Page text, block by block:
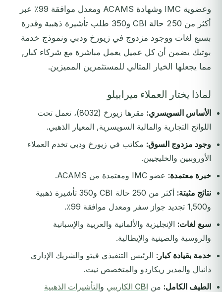
وعضوية IMC وشهادة ACAMS ومعدل موافقة 99٪ عبر
أكثر من 250 حالة CBI و350 طلب تأشيرة ذهبية وقدرة
بسبع لغات ووجود مزدوج في زيورخ ودبي ونموذج خدمة
بوتيك يضمن أن كل عميل يعمل مباشرة مع شركاء كبار,
مما يجعلها الخيار المثالي للمستثمرين المميزين.
لماذا يختار العملاء ميرابيلو
الأساس السويسري:
مقرها زيورخ (8032)، تعمل تحت
اللوائح التجارية والمالية السويسرية, المعيار الذهبي.
وجود مزدوج السوق: مكاتب في زيورخ ودبي تخدم العملاء
الأوروبيين والخليجيين.
خبرة معتمدة: عضو IMC ومعتمدة من ACAMS.
نتائج مثبتة:
أكثر من 250 حالة CBI و350 تأشيرة ذهبية
و1,500 تجديد جواز سفر ومعدل موافقة 99٪.
سبع لغات: الإنجليزية والألمانية والعربية والإسبانية
والروسية والصينية والإيطالية.
خدمة بقيادة كبار: الرئيس التنفيذي فيتو والشريك الإداري
دانيال والمدير ريكاردو والمتخصص نيت.
الطيف الكامل: من CBI الكاريبي والتأشيرات الذهبية